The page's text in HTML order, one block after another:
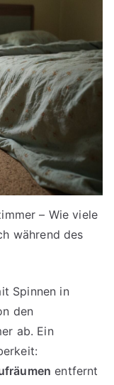
– Wie viele
während des
Spinnen in
den
ab. Ein
entfernt